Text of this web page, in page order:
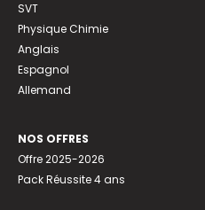
SVT
Physique Chimie
Anglais
Espagnol
Allemand
NOS OFFRES
Offre 2025-2026
Pack Réussite 4 ans